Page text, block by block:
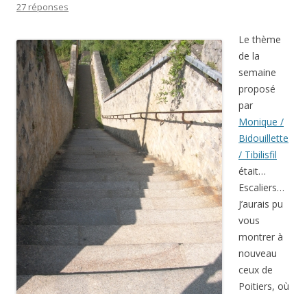
27 réponses
Le thème
de la
semaine
proposé
par
Monique /
Bidouillette
/ Tibilisfil
était…
Escaliers…
J’aurais pu
vous
montrer à
nouveau
ceux de
Poitiers, où